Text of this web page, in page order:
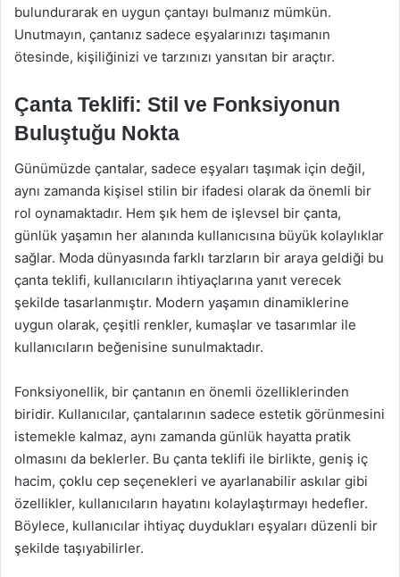
bulundurarak en uygun çantayı bulmanız mümkün.
Unutmayın, çantanız sadece eşyalarınızı taşımanın
ötesinde, kişiliğinizi ve tarzınızı yansıtan bir araçtır.
Çanta Teklifi: Stil ve Fonksiyonun
Buluştuğu Nokta
Günümüzde çantalar, sadece eşyaları taşımak için değil,
aynı zamanda kişisel stilin bir ifadesi olarak da önemli bir
rol oynamaktadır. Hem şık hem de işlevsel bir çanta,
günlük yaşamın her alanında kullanıcısına büyük kolaylıklar
sağlar. Moda dünyasında farklı tarzların bir araya geldiği bu
çanta teklifi, kullanıcıların ihtiyaçlarına yanıt verecek
şekilde tasarlanmıştır. Modern yaşamın dinamiklerine
uygun olarak, çeşitli renkler, kumaşlar ve tasarımlar ile
kullanıcıların beğenisine sunulmaktadır.
Fonksiyonellik, bir çantanın en önemli özelliklerinden
biridir. Kullanıcılar, çantalarının sadece estetik görünmesini
istemekle kalmaz, aynı zamanda günlük hayatta pratik
olmasını da beklerler. Bu çanta teklifi ile birlikte, geniş iç
hacim, çoklu cep seçenekleri ve ayarlanabilir askılar gibi
özellikler, kullanıcıların hayatını kolaylaştırmayı hedefler.
Böylece, kullanıcılar ihtiyaç duydukları eşyaları düzenli bir
şekilde taşıyabilirler.